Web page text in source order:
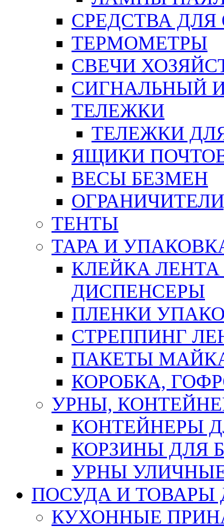
СРЕДСТВА
ТЕРМОМЕТРЫ
СВЕЧИ
СИГНАЛЬНЫЙ
ТЕЛЕЖКИ
ТЕЛЕЖКИ
ЯЩИКИ
ВЕСЫ БЕЗМЕН
ТЕНТЫ
ТАРА И
КЛЕЙКА
ДИСПЕНСЕРЫ
ПЛЕНКИ
СТРЕППИНГ
ПАКЕТЫ
КОРОБКА,
УРНЫ,
КОНТЕЙНЕРЫ
КОРЗИНЫ ДЛЯ
УРНЫ
ПОСУДА И ТОВАРЫ
КУХОННЫЕ